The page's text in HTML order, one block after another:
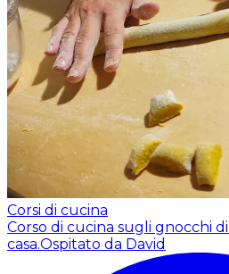
Corsi di cucina
Corso di cucina sugli gnocchi
casa.Ospitato da David